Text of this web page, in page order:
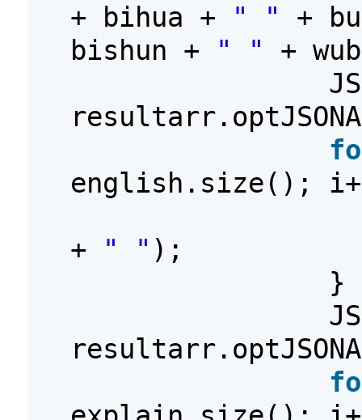
+ bihua + " "
+
bishun +
" "
+
english.size();
+ " " );
}